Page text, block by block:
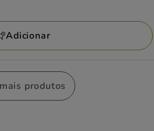
Adicionar
produtos